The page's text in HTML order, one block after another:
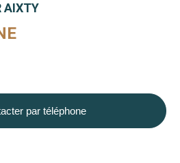
AIXTY
par téléphone